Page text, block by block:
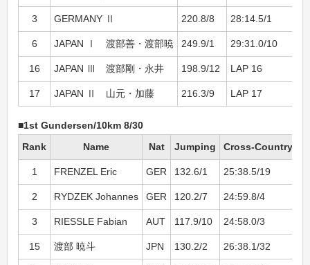
3 GERMANY Ⅱ 220.8/8 28:14.5/1
6 JAPAN Ⅰ 渡部善・渡部暁 249.9/1 29:31.0/10
16 JAPAN Ⅲ 渡部剛・永井 198.9/12 LAP 16
17 JAPAN Ⅱ 山元・加藤 216.3/9 LAP 17
■1st Gundersen/10km 8/30
Rank
Name Nat Jumping Cross-Country
1 FRENZEL Eric GER 132.6/1 25:38.5/19
2 RYDZEK Johannes GER 120.2/7 24:59.8/4
3 RIESSLE Fabian AUT 117.9/10 24:58.0/3
15 渡部 暁斗 JPN 130.2/2 26:38.1/32